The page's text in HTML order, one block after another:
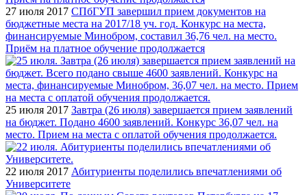
27 июля 2017 СПбГУП завершил прием документов на
бюджетные места на 2017/18 уч. год. Конкурс на места,
финансируемые Минобром, составил 36,76 чел. на место.
Приём на платное обучение продолжается
25 июля 2017 Завтра (26 июля) завершается прием заявлений
на бюджет. Подано 4600 заявлений. Конкурс 36,07 чел. на
место. Прием на места с оплатой обучения продолжается.
22 июля 2017 Абитуриенты поделились впечатлениями об
Университете